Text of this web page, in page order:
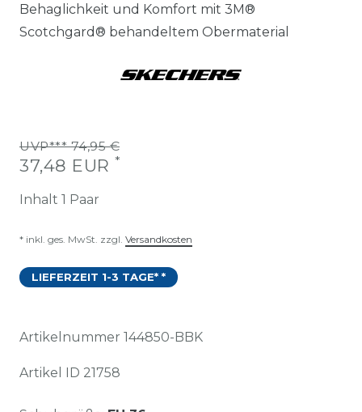
Behaglichkeit und Komfort mit 3M®
Scotchgard® behandeltem Obermaterial
UVP*** 74,95 €
37,48 EUR *
Inhalt 1 Paar
* inkl. ges. MwSt. zzgl. Versandkosten
LIEFERZEIT 1-3 TAGE* *
Artikelnummer 144850-BBK
Artikel ID 21758